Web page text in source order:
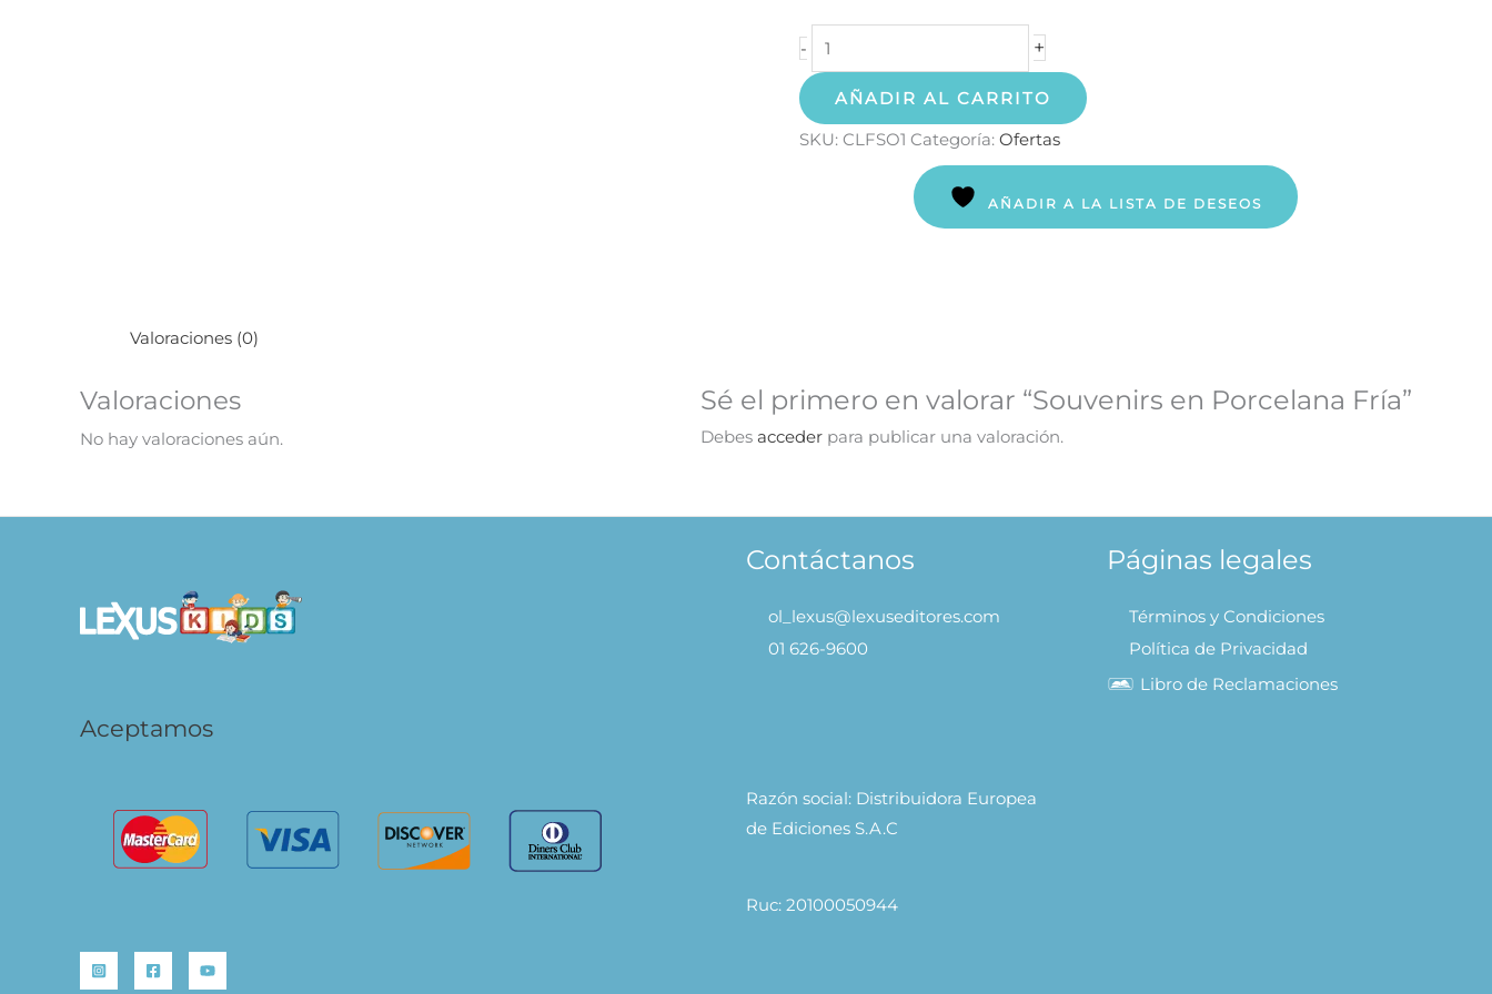
- +
AÑADIR AL CARRITO
SKU: CLFSO1 Categoría: Ofertas
AÑADIR A LA LISTA DE DESEOS
Valoraciones (0)
Valoraciones
No hay valoraciones aún.
Sé el primero en valorar “Souvenirs en Porcelana Fría”
Debes acceder para publicar una valoración.
Aceptamos
Contáctanos
ol_lexus@lexuseditores.com
01 626-9600
Razón social: Distribuidora Europea
de Ediciones S.A.C
Ruc: 20100050944
Páginas legales
Términos y Condiciones
Política de Privacidad
Libro de Reclamaciones